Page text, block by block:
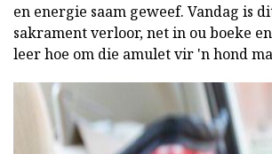
en energie saam geweef. Vandag is
sakrament verloor, net in ou boeke
leer hoe om die amulet vir 'n hond